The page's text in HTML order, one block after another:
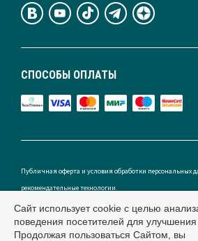
СПОСОБЫ ОПЛАТЫ
Публичная оферта и условия обработки персональных
рекомендательные технологии.
Сайт использует cookie с целью
поведения посетителей для улучшения
Продолжая пользоваться Сайтом, вы